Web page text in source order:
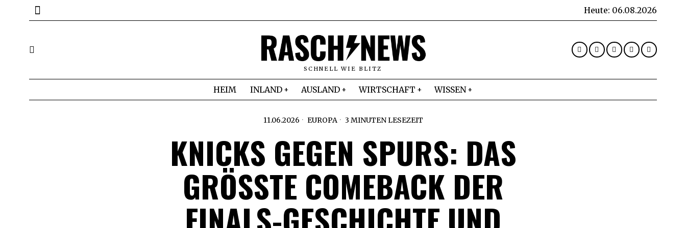
Heute: 06.08.2026
SCHNELL WIE BLITZ
HEIM INLAND AUSLAND WIRTSCHAFT WISSEN
11.06.2026 EUROPA 3 MINUTEN LESEZEIT
KNICKS GEGEN SPURS: DAS
GRÖSSTE COMEBACK DER F
INALS-GESCHICHTE UND S